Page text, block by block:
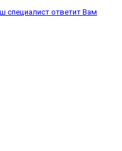
специалист ответит Вам